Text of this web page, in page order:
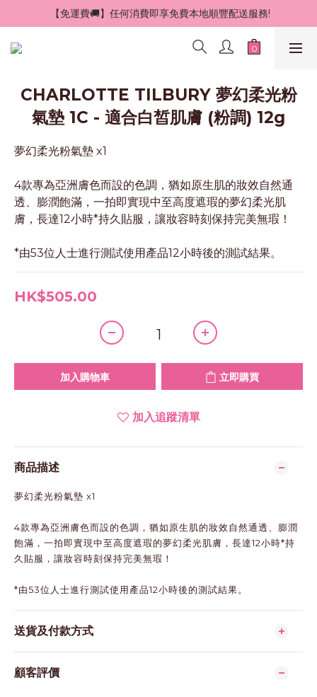
【免運費🚚】任何消費即享免費本地順豐配送服務!
CHARLOTTE TILBURY 夢幻柔光粉
氣墊 1C - 適合白皙肌膚 (粉調) 12g
夢幻柔光粉氣墊 x1
4款專為亞洲膚色而設的色調，猶如原生肌的妝效自然通
透、膨潤飽滿，一拍即實現中至高度遮瑕的夢幻柔光肌
膚，長達12小時*持久貼服，讓妝容時刻保持完美無瑕！
*由53位人士進行測試使用產品12小時後的測試結果。
HK$505.00
加入購物車 立即購買
加入追蹤清單
商品描述
夢幻柔光粉氣墊 x1
4款專為亞洲膚色而設的色調，猶如原生肌的妝效自然通透、膨潤
飽滿，一拍即實現中至高度遮瑕的夢幻柔光肌膚，長達12小時*持
久貼服，讓妝容時刻保持完美無瑕！
*由53位人士進行測試使用產品12小時後的測試結果。
送貨及付款方式
顧客評價